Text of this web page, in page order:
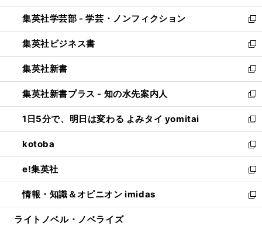
開
く
ウ
で
開
く
ン
ド
ウ
で
開
く
ウ
ィ
ン
ド
ウ
で
開
く
集英社学芸部 - 学芸・ノンフィクション
新
し
い
ウ
ィ
ン
ド
ウ
で
開
く
集英社ビジネス書
新
し
い
ウ
ィ
ン
ド
ウ
で
開
く
集英社新書
新
し
い
ウ
ィ
ン
ド
ウ
で
開
く
集英社新書プラス - 知の水先案内人
新
し
い
ウ
ィ
ン
ド
ウ
で
開
1日5分で、明日は変わる よみタイ yomitai
新
し
い
ウ
ィ
ン
ド
ウ
kotoba
新
し
い
ウ
ィ
ン
e!集英社
新
し
い
ウ
情報・知識＆オピニオン imidas
新
し
ライトノベル・ノベライズ